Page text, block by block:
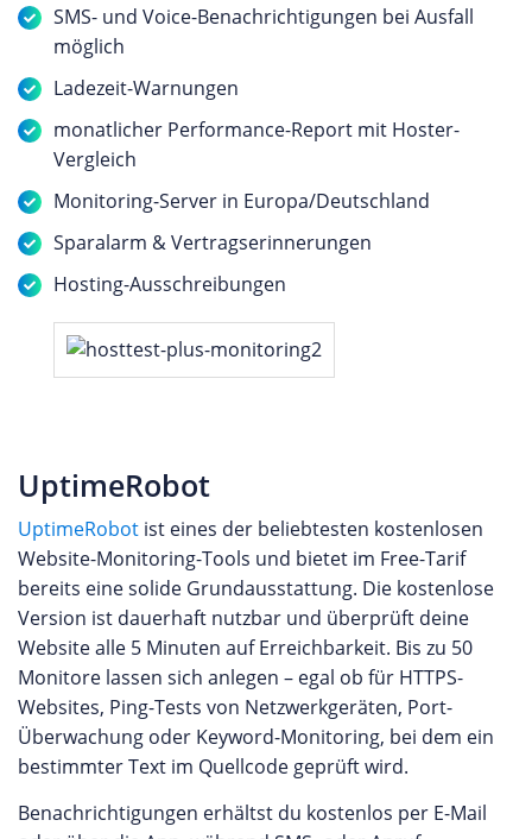
SMS- und Voice-Benachrichtigungen bei Ausfall
möglich
Ladezeit-Warnungen
monatlicher Performance-Report mit Hoster-
Vergleich
Monitoring-Server in Europa/Deutschland
Sparalarm & Vertragserinnerungen
Hosting-Ausschreibungen
UptimeRobot
UptimeRobot ist eines der beliebtesten kostenlosen
Website-Monitoring-Tools und bietet im Free-Tarif
bereits eine solide Grundausstattung. Die kostenlose
Version ist dauerhaft nutzbar und überprüft deine
Website alle 5 Minuten auf Erreichbarkeit. Bis zu 50
Monitore lassen sich anlegen – egal ob für HTTPS-
Websites, Ping-Tests von Netzwerkgeräten, Port-
Überwachung oder Keyword-Monitoring, bei dem ein
bestimmter Text im Quellcode geprüft wird.
Benachrichtigungen erhältst du kostenlos per E-Mail